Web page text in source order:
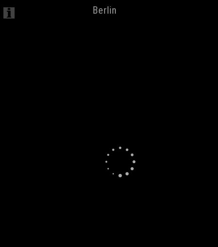
Berlin